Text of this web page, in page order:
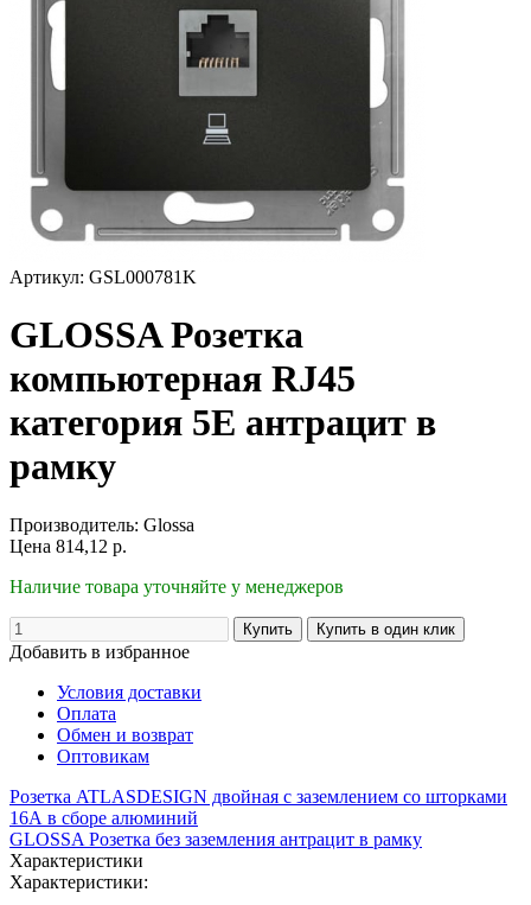
Артикул: GSL000781K
GLOSSA Розетка
компьютерная RJ45
категория 5E антрацит в
рамку
Производитель: Glossa
Цена 814,12 р.
Наличие товара уточняйте у менеджеров
Добавить в избранное
Условия доставки
Оплата
Обмен и возврат
Оптовикам
Розетка ATLASDESIGN двойная с заземлением со шторками
16А в сборе алюминий
GLOSSA Розетка без заземления антрацит в рамку
Характеристики
Характеристики: